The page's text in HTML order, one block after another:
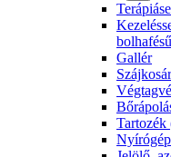
Gallér
Szájkosár
Tartozék